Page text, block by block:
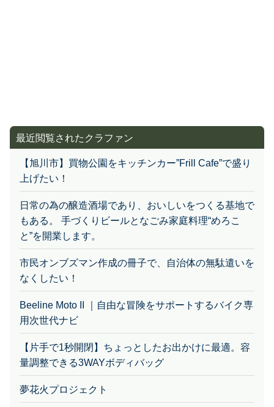
【旭川市】買物公園をキッチンカー”Frill Cafe”で盛り
上げたい！
日常の為の醸造酒場であり、おいしいをつくる基地で
もある。 手づくりビールとなごみ家庭料理“めろこ
と”を開業します。
市民オンブズマン作成の冊子で、自治体の無駄遣いを
なくしたい！
Beeline Moto II ｜自由な冒険をサポートするバイク専
用次世代ナビ
【片手で1秒開閉】ちょっとしたお出かけに最適。容
量調整できる3WAYボディバッグ
夢花火プロジェクト
ADAMON 65W | GaN充電器を超えた小型・軽量充電